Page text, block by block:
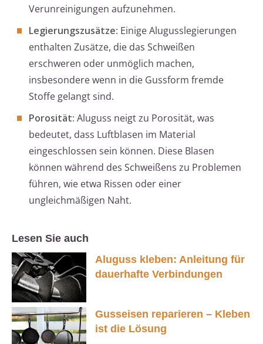
Verunreinigungen aufzunehmen.
Legierungszusätze: Einige Alugusslegierungen
enthalten Zusätze, die das Schweißen
erschweren oder unmöglich machen,
insbesondere wenn in die Gussform fremde
Stoffe gelangt sind.
Porosität: Aluguss neigt zu Porosität, was
bedeutet, dass Luftblasen im Material
eingeschlossen sein können. Diese Blasen
können während des Schweißens zu Problemen
führen, wie etwa Rissen oder einer
ungleichmäßigen Naht.
Lesen Sie auch
Aluguss kleben: Anleitung für
dauerhafte Verbindungen
Gusseisen reparieren – Kleben
ist die Lösung